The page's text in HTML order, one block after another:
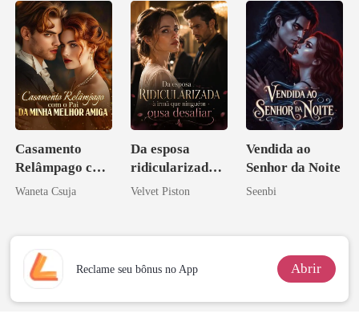
Casamento
Relâmpago com
o Pai da Minha
Waneta Csuja
Da esposa
ridicularizada à
irmã que
Velvet Piston
Vendida ao
Senhor da Noite
Seenbi
Reclame seu bônus no App Abrir